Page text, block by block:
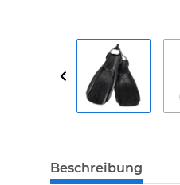
Beschreibung